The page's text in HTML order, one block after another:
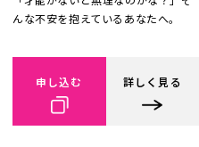
んな不安を抱えているあなたへ。
申し込む 詳しく見る